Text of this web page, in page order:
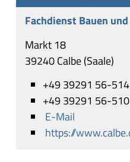
Fachdienst Bauen
Markt 18
39240 Calbe (Saale)
+49 39291 56-514
+49 39291 56-510
E-Mail
https://